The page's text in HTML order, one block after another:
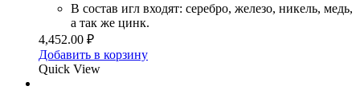
В состав игл входят: серебро, железо, никель, медь,
а так же цинк.
4,452.00 ₽
Добавить в корзину
Quick View